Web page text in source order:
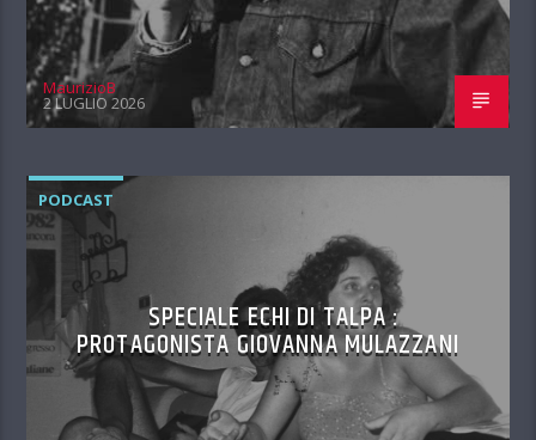
MaurizioB
2 LUGLIO 2026
PODCAST
SPECIALE ECHI DI TALPA :
PROTAGONISTA GIOVANNA MULAZZANI